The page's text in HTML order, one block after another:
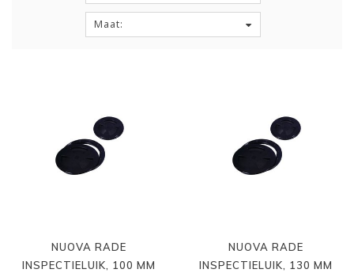
Maat:
NUOVA RADE
INSPECTIELUIK, 100 MM
NUOVA RADE
INSPECTIELUIK, 130 MM